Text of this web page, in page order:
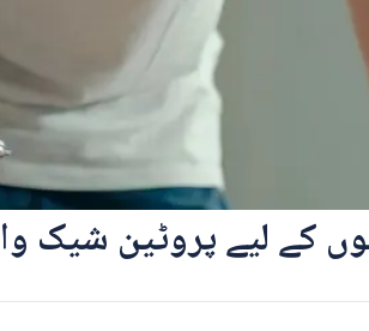
کے لیے پروٹین شیک